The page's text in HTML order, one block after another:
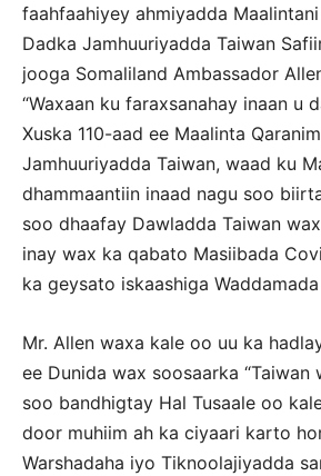
faahfaahiyey ahmiyadda
Dadka Jamhuuriyadda Taiwan
jooga Somaliland Ambassador
“Waxaan ku faraxsanahay inaan u
Xuska 110-aad ee Maalinta
Jamhuuriyadda Taiwan, waad ku
dhammaantiin inaad nagu soo
soo dhaafay Dawladda Taiwan
inay wax ka qabato Masiibada
ka geysato iskaashiga Waddamada
Mr. Allen waxa kale oo uu ka
ee Dunida wax soosaarka “Taiwan
soo bandhigtay Hal Tusaale oo
door muhiim ah ka ciyaari karto
Warshadaha iyo Tiknoolajiyadda